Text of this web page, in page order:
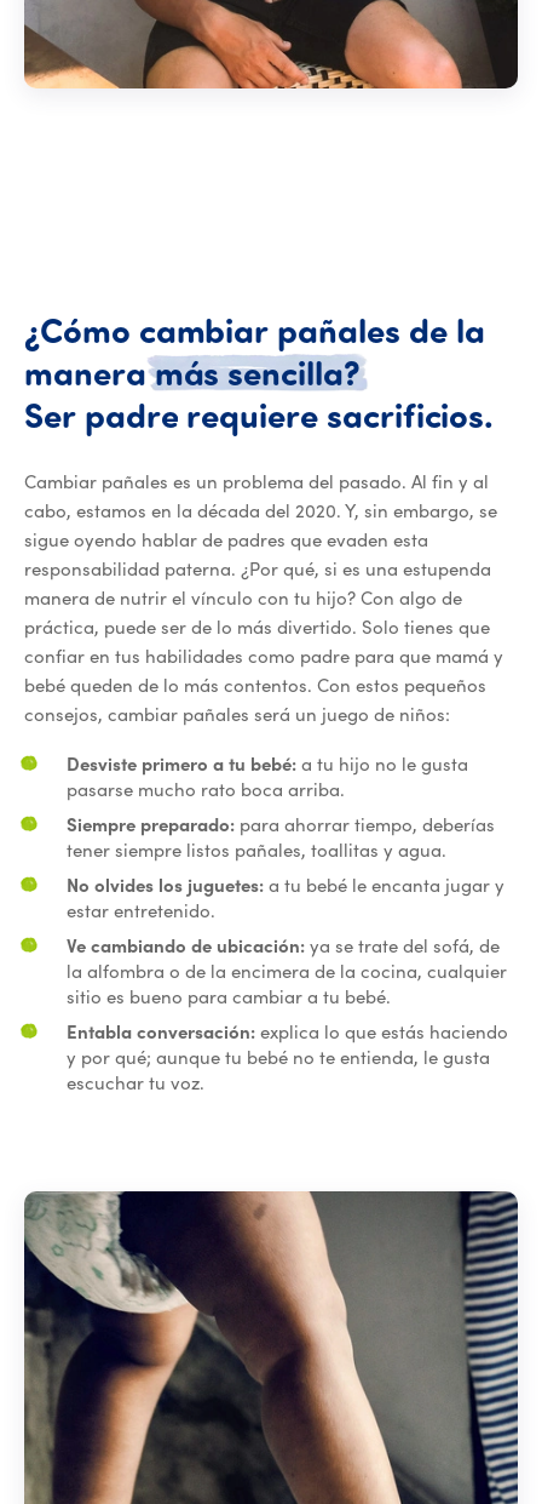
¿Cómo cambiar pañales de la
manera más sencilla?
Ser padre requiere sacrificios.
Cambiar pañales es un problema del pasado. Al fin y al
cabo, estamos en la década del 2020. Y, sin embargo, se
sigue oyendo hablar de padres que evaden esta
responsabilidad paterna. ¿Por qué, si es una estupenda
manera de nutrir el vínculo con tu hijo? Con algo de
práctica, puede ser de lo más divertido. Solo tienes que
confiar en tus habilidades como padre para que mamá y
bebé queden de lo más contentos. Con estos pequeños
consejos, cambiar pañales será un juego de niños:
Desviste primero a tu bebé: a tu hijo no le gusta
pasarse mucho rato boca arriba.
Siempre preparado: para ahorrar tiempo, deberías
tener siempre listos pañales, toallitas y agua.
No olvides los juguetes: a tu bebé le encanta jugar y
estar entretenido.
Ve cambiando de ubicación: ya se trate del sofá, de
la alfombra o de la encimera de la cocina, cualquier
sitio es bueno para cambiar a tu bebé.
Entabla conversación: explica lo que estás haciendo
y por qué; aunque tu bebé no te entienda, le gusta
escuchar tu voz.